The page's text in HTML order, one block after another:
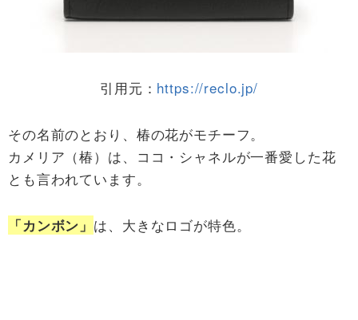
引用元： https://reclo.jp/
その名前のとおり、椿の花がモチーフ。
カメリア（椿）は、ココ・シャネルが一番愛した花
とも言われています。
「カンボン」 は、大きなロゴが特色。